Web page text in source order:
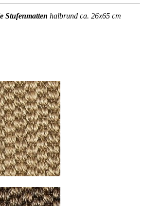
Stufenmatten halbrund ca. 26x65 cm